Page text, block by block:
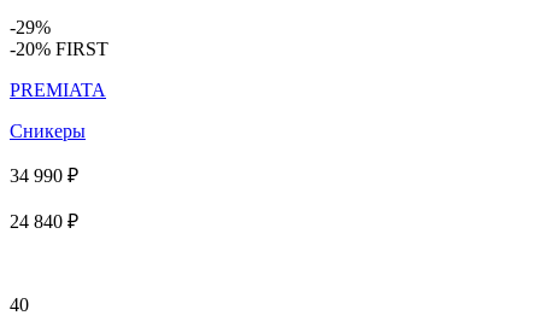
-29%
-20% FIRST
PREMIATA
Сникеры
34 990 ₽
24 840 ₽
40